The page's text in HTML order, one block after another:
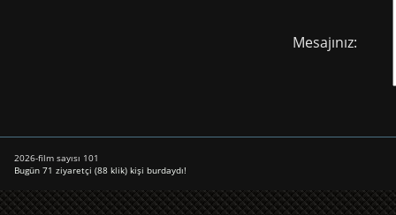
Mesajınız:
2026-film sayısı 101
Bugün 71 ziyaretçi (88 klik) kişi burdaydı!